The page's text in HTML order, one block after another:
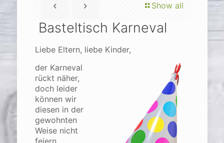
Show all
Basteltisch Karneval
Liebe Eltern, liebe Kinder,
der Karneval
rückt näher,
doch leider
können wir
diesen in der
gewohnten
Weise nicht
feiern.